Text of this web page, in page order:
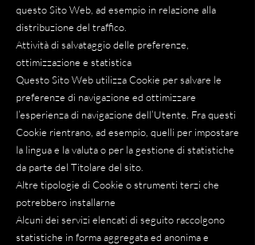
questo Sito Web, ad esempio in relazione alla
distribuzione del traffico.
Attività di salvataggio delle preferenze,
ottimizzazione e statistica
Questo Sito Web utilizza Cookie per salvare le
preferenze di navigazione ed ottimizzare
l’esperienza di navigazione dell’Utente. Fra questi
Cookie rientrano, ad esempio, quelli per impostare
la lingua e la valuta o per la gestione di statistiche
da parte del Titolare del sito.
Altre tipologie di Cookie o strumenti terzi che
potrebbero installarne
Alcuni dei servizi elencati di seguito raccolgono
statistiche in forma aggregata ed anonima e